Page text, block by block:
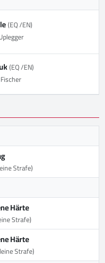
(EQ /EN)
(EQ /EN)
Strafe)
Härte
Strafe)
Härte
Strafe)